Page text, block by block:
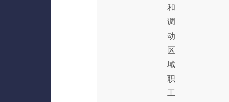
和
调
动
区
域
职
工